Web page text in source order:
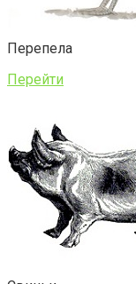
Перепела
Перейти